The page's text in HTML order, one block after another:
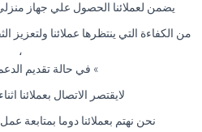
يضمن لعملائنا الحصول علي جهاز
من الكفاءة التي ينتظرها عملائنا ولتعزيز
،
» في حالة تقديم
لايقتصر الاتصال بعملائنا
نحن نهتم بعملائنا دوما بمتابعة